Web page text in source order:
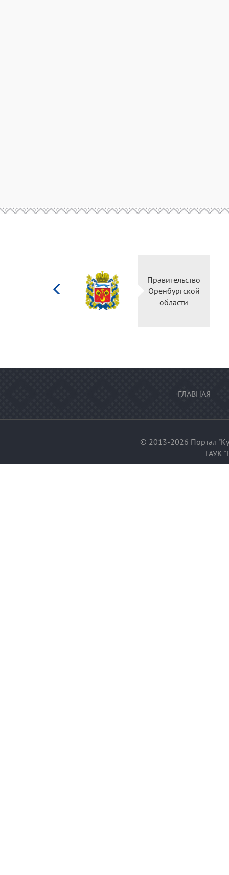
культуры
Российской
Правительство
Оренбургской
области
ГЛАВНАЯ
© 2013-2026 Портал
ГАУК